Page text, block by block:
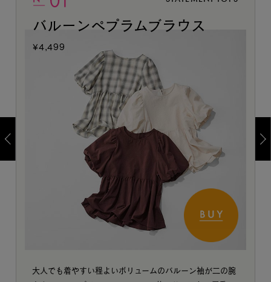
バルーンペプラムブラウス
¥4,499
大人でも着やすい程よいボリュームのバルーン袖が二の腕